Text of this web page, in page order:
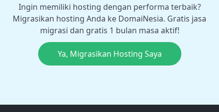
Ingin memiliki hosting dengan performa terbaik?
Migrasikan hosting Anda ke DomaiNesia. Gratis jasa
migrasi dan gratis 1 bulan masa aktif!
Ya, Migrasikan Hosting Saya